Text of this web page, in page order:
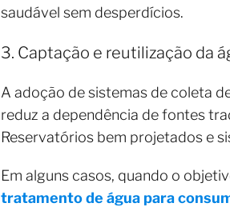
saudável sem desperdícios.
3. Captação e reutilização da
A adoção de sistemas de coleta
reduz a dependência de fontes
Reservatórios bem projetados e
Em alguns casos, quando o
tratamento de água para